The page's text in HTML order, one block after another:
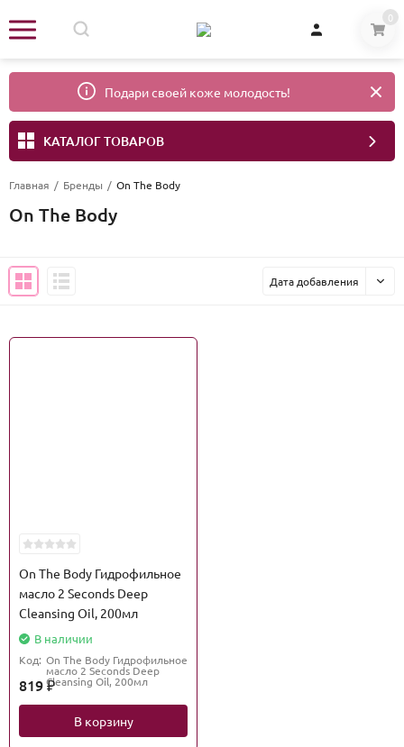
0
Подари своей коже молодость!
КАТАЛОГ ТОВАРОВ
Главная / Бренды / On The Body
On The Body
Дата добавления
On The Body Гидрофильное
масло 2 Seconds Deep
Cleansing Oil, 200мл
В наличии
Код: On The Body Гидрофильное
масло 2 Seconds Deep
Cleansing Oil, 200мл
819₽
В корзину